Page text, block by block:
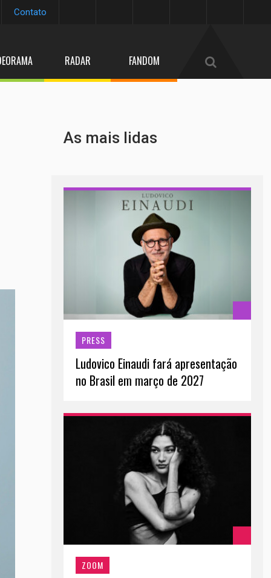
Contato
RADAR FANDOM
As mais lidas
PRESS
Ludovico Einaudi fará apresentação
no Brasil em março de 2027
ZOOM